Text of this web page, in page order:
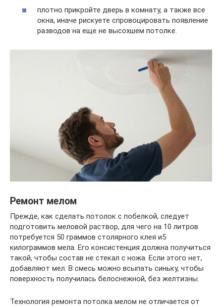
плотно прикройте дверь в комнату, а также все
окна, иначе рискуете спровоцировать появление
разводов на еще не высохшем потолке.
Ремонт мелом
Прежде, как сделать потолок с побелкой, следует
подготовить меловой раствор, для чего на 10 литров
потребуется 50 граммов столярного клея и5
килограммов мела. Его консистенция должна получиться
такой, чтобы состав не стекал с ножа. Если этого нет,
добавляют мел. В смесь можно всыпать синьку, чтобы
поверхность получилась белоснежной, без желтизны.
Технология ремонта потолка мелом не отличается от